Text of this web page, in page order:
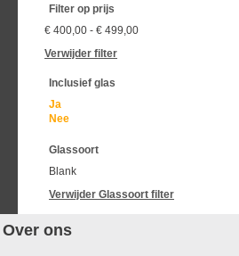
Filter op prijs
€ 400,00 - € 499,00
Verwijder filter
Inclusief glas
Ja
Nee
Glassoort
Blank
Verwijder Glassoort filter
Over ons